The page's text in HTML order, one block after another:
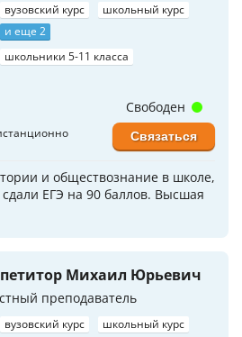
вузовский курс
школьный курс
и еще 2
школьники 5-11 класса
и обществознание в школе,
ЕГЭ на 90 баллов. Высшая
Свободен
Связаться
Михаил Юрьевич
преподаватель
вузовский курс
школьный курс